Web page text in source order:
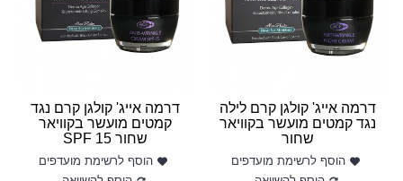
דרמה אייג' קולגן קרם לילה
נגד קמטים מועשר בקוויאר
שחור
הוסף לרשימת מועדפים
דרמה אייג' קולגן קרם נגד
קמטים מועשר בקוויאר
שחור 15 SPF
הוסף לרשימת מועדפים